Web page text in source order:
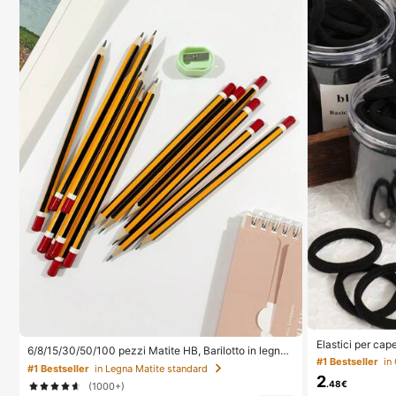
6/8/15/30/50/100 pezzi Matite HB, Barilotto in legno
di pioppo a righe gialle, Punta media 0,7mm, Durezza
HB - Ideali per studenti e uso in ufficio, Ritorno a scuo
la
#1 Bestseller in Legna Matite standard
(1000+)
Elastici per
er capelli,
itness e sport,
per estate,
#1 Bestseller
2.48€